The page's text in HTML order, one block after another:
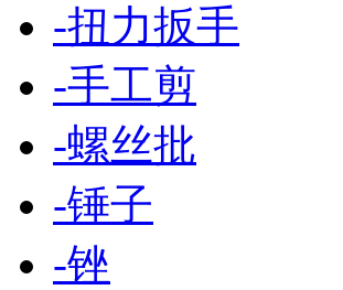
-扭力扳手
-手工剪
-螺丝批
-锤子
-锉